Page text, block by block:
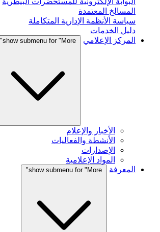
المسالخ المعتمدة
سياسة الأنظمة الإدارية المتكاملة
دليل الخدمات
المركز الإعلامي
show submenu for "More"
الأخبار والإعلام
الأنشطة والفعاليات
الإصدارات
المواد الإعلامية
المعرفة
show submenu for "More"